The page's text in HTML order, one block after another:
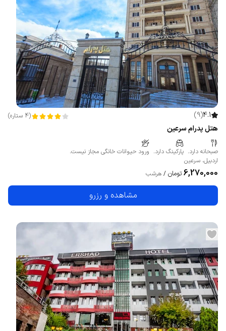
4.1
(
9
)
(
4 ستاره)
هتل پدرام سرعین
صبحانه دارد. پارکینگ دارد. ورود حیوانات خانگی مجاز نیست.
اردبیل، سرعین
6,270,000 تومان / هرشب
مشاهده و رزرو